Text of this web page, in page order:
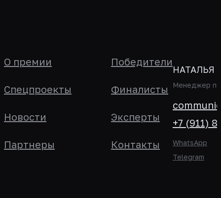
О премии
Спецпроекты
Новости
Партнеры
Победители
Финалисты
Эксперты
Контакты
НАТАЛЬЯ
Менеджер по
+7 (911)
WhatsApp
Telegram